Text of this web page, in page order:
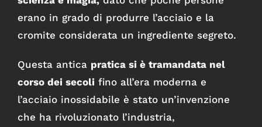
erano in grado di produrre l’acciaio e la
cromite considerata un ingrediente segreto.
Questa antica pratica si è tramandata nel
corso dei secoli fino all’era moderna e
l’acciaio inossidabile è stato un’invenzione
che ha rivoluzionato l’industria,